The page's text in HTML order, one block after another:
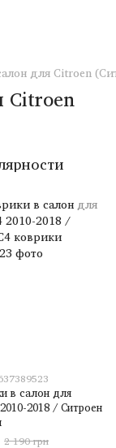
для Citroen
Citroen
в салон для
2018 / Ситроен
2 190 грн